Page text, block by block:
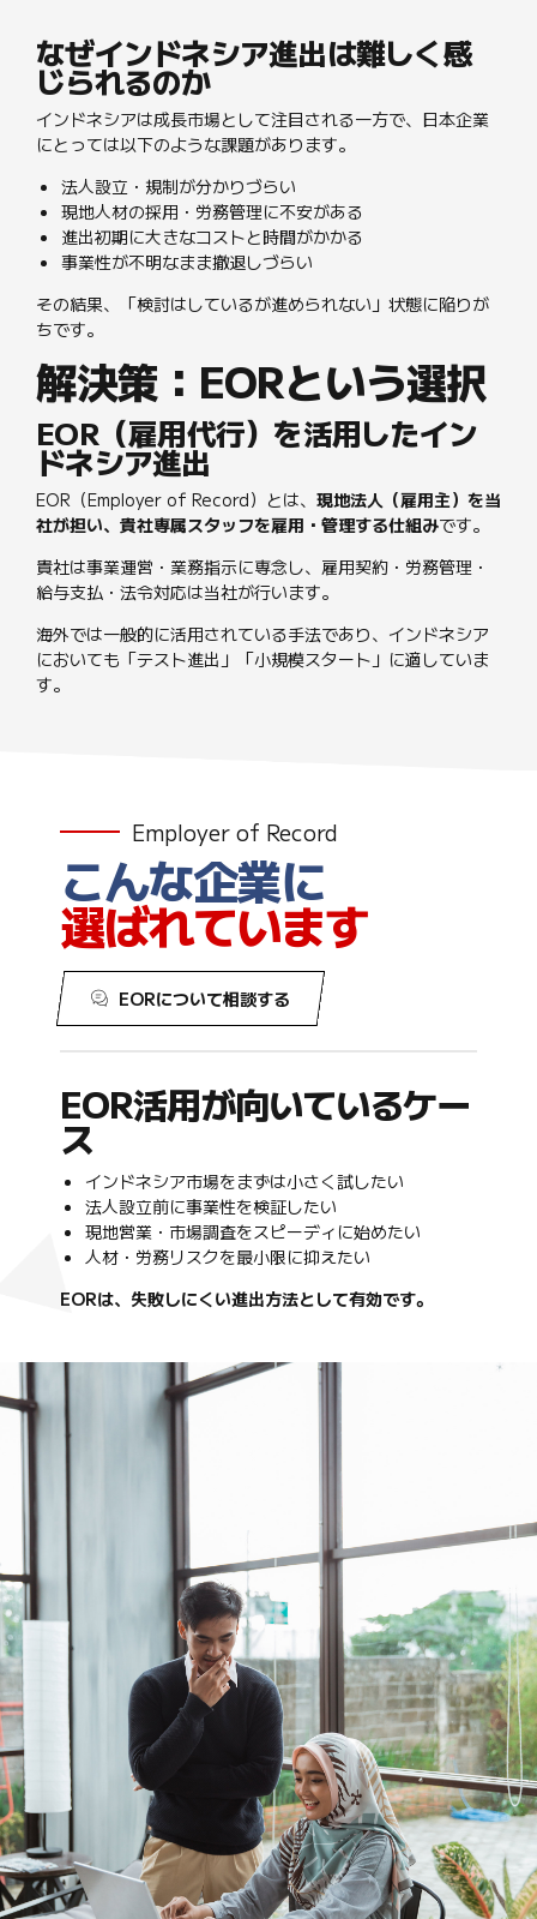
なぜインドネシア進出は難しく感
じられるのか
インドネシアは成長市場として注目される一方で、日本企業
にとっては以下のような課題があります。
法人設立・規制が分かりづらい
現地人材の採用・労務管理に不安がある
進出初期に大きなコストと時間がかかる
事業性が不明なまま撤退しづらい
その結果、「検討はしているが進められない」状態に陥りが
ちです。
解決策：EORという選択
EOR（雇用代行）を活用したイン
ドネシア進出
EOR（Employer of Record）とは、 現地法人（雇用主）を当
社が担い、貴社専属スタッフを雇用・管理する仕組みです。
貴社は事業運営・業務指示に専念し、雇用契約・労務管理・
給与支払・法令対応は当社が行います。
海外では一般的に活用されている手法であり、インドネシア
においても「テスト進出」「小規模スタート」に適していま
す。
Employer of Record
こんな企業に
選ばれています
EORについて相談する
EOR活用が向いているケー
ス
インドネシア市場をまずは小さく試したい
法人設立前に事業性を検証したい
現地営業・市場調査をスピーディに始めたい
人材・労務リスクを最小限に抑えたい
EORは、失敗しにくい進出方法として有効です。